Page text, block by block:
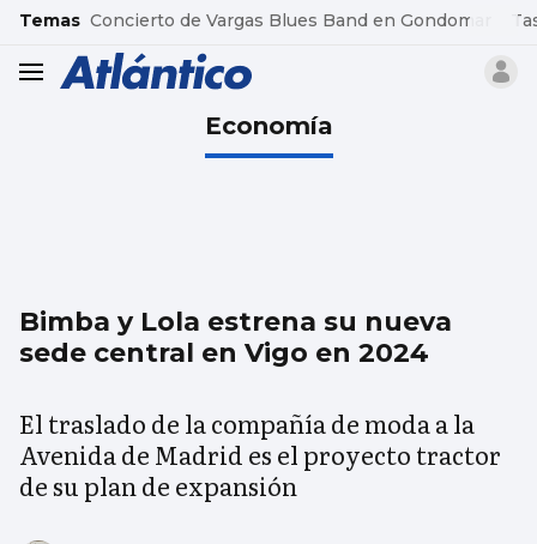
common.go-to-content
Temas Concierto de Vargas Blues Band en Gondomar
header.menu.open
Economía
Bimba y Lola estrena su nueva
sede central en Vigo en 2024
El traslado de la compañía de moda a la
Avenida de Madrid es el proyecto tractor
de su plan de expansión